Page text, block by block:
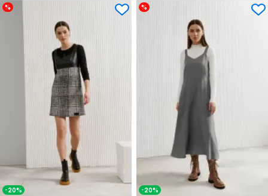
%
-20%
%
-20%